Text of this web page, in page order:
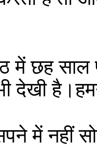
में छह साल
देखी
में नहीं